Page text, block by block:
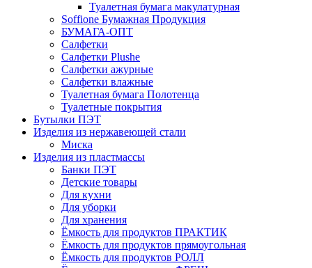
Туалетная бумага макулатурная
Soffione Бумажная Продукция
БУМАГА-ОПТ
Салфетки
Салфетки Plushe
Салфетки ажурные
Салфетки влажные
Туалетная бумага Полотенца
Туалетные покрытия
Бутылки ПЭТ
Изделия из нержавеющей стали
Миска
Изделия из пластмассы
Банки ПЭТ
Детские товары
Для кухни
Для уборки
Для хранения
Ёмкость для продуктов ПРАКТИК
Ёмкость для продуктов прямоугольная
Ёмкость для продуктов РОЛЛ